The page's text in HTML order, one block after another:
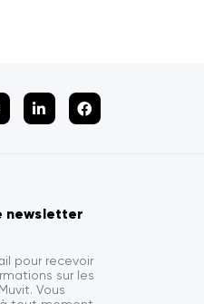
newsletter
pour recevoir
sur les
Vous